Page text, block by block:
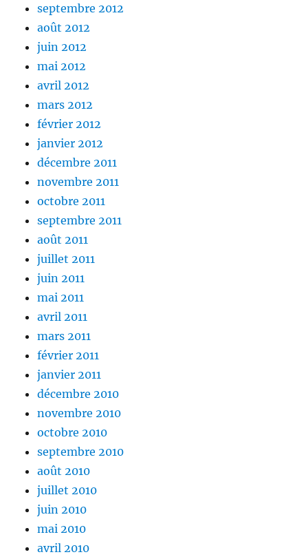
septembre 2012
août 2012
juin 2012
mai 2012
avril 2012
mars 2012
février 2012
janvier 2012
décembre 2011
novembre 2011
octobre 2011
septembre 2011
août 2011
juillet 2011
juin 2011
mai 2011
avril 2011
mars 2011
février 2011
janvier 2011
décembre 2010
novembre 2010
octobre 2010
septembre 2010
août 2010
juillet 2010
juin 2010
mai 2010
avril 2010